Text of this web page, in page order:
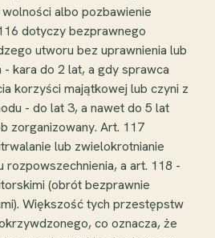
albo pozbawienie
dotyczy bezprawnego
utworu bez uprawnienia lub
kara do 2 lat, a gdy sprawca
korzyści majątkowej lub czyni z
- do lat 3, a nawet do 5 lat
zorganizowany. Art. 117
lub zwielokrotnianie
a art. 118 -
(obrót bezprawnie
Większość tych przestępstw
co oznacza, że